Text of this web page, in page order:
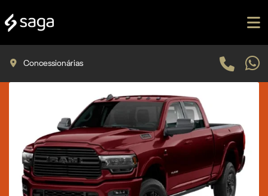
Concessionárias